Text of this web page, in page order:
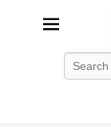
吉祥